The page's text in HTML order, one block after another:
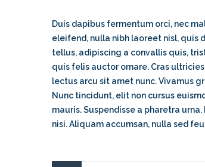
Duis dapibus fermentum orci, nec
eleifend, nulla nibh laoreet nisl, quis
tellus, adipiscing a convallis quis,
quis felis auctor ornare. Cras
lectus arcu sit amet nunc. Vivamus
Nunc tincidunt, elit non cursus
mauris. Suspendisse a pharetra
nisi. Aliquam accumsan, nulla sed